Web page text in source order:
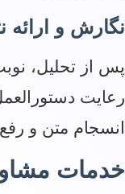
نگارش و ارائه
پس از تحلیل،
رعایت
انسجام متن و
خدمات